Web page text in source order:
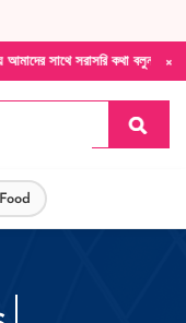
×
বলুন| আমাদের যেকোনো পণ্য